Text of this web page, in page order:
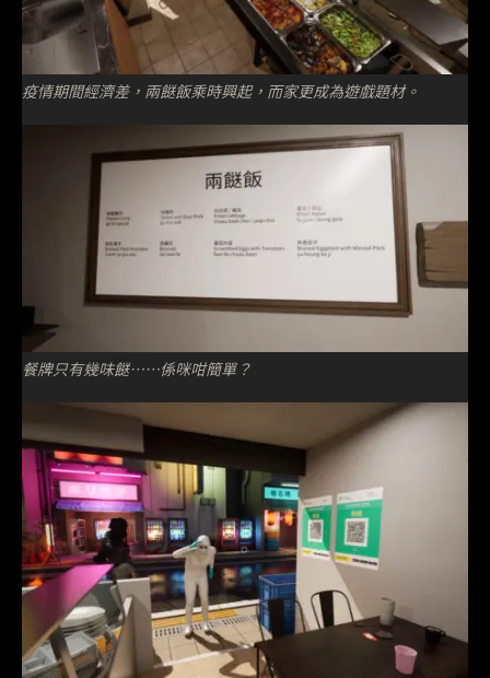
疫情期間經濟差，兩餸飯乘時興起，而家更成為遊戲題材。
餐牌只有幾味餸⋯⋯係咪咁簡單？